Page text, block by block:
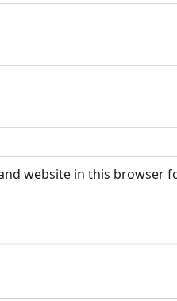
website in this browser